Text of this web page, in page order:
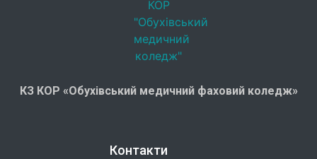
КЗ КОР «Обухівський медичний фаховий коледж»
Контакти